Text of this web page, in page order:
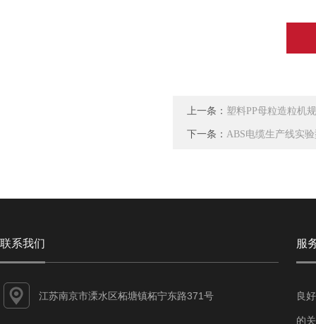
上一条： 塑料PP母粒造粒机
下一条： ABS电缆生产线实
联系我们
江苏南京市溧水区柘塘镇柘宁东路371号
服
良
的